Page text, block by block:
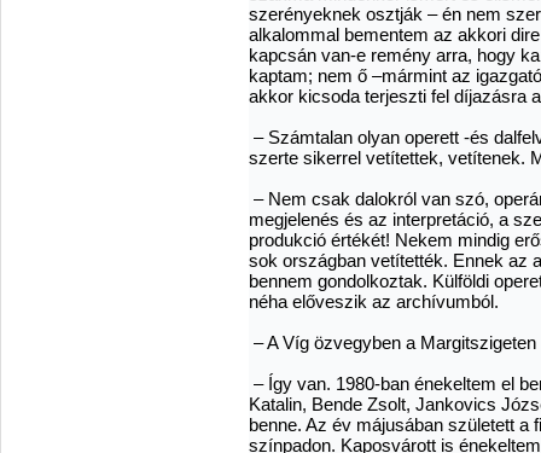
szerényeknek osztják – én nem
alkalommal bementem az akkori
kapcsán van-e remény arra, hogy
kaptam; nem ő –mármint az
akkor kicsoda terjeszti fel díjazásra
– Számtalan olyan operett -és
szerte sikerrel vetítettek, vetítenek.
– Nem csak dalokról van szó,
megjelenés és az interpretáció, a
produkció értékét! Nekem mindig
sok országban vetítették. Ennek az
bennem gondolkoztak. Külföldi
néha előveszik az archívumból.
– A Víg özvegyben a Margitszigeten
– Így van. 1980-ban énekeltem el
Katalin, Bende Zsolt, Jankovics
benne. Az év májusában született
színpadon. Kaposvárott is